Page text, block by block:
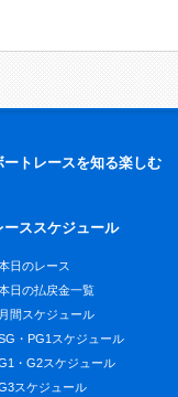
ートレースを知る楽しむ
ーススケジュール
日のレース
日の払戻金一覧
月間スケジュール
・PG1スケジュール
・G2スケジュール
スケジュール